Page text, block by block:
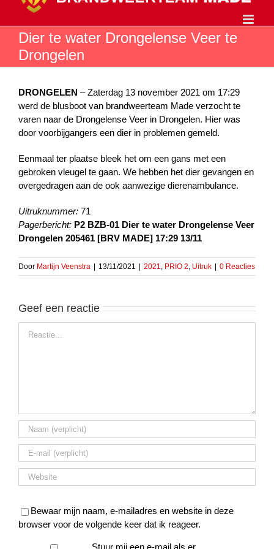
inhoudDier te water Drongelense Veer te
Drongelen
DRONGELEN – Zaterdag 13 november 2021 om 17:29
werd de blusboot van brandweerteam Made verzocht te
varen naar de Drongelense Veer in Drongelen. Hier was
door voorbijgangers een dier in problemen gemeld.
Eenmaal ter plaatse bleek het om een gans met een
gebroken vleugel te gaan. We hebben het dier gevangen en
overgedragen aan de ook aanwezige dierenambulance.
Uitruknummer: 71
Pagerbericht: P2 BZB-01 Dier te water Drongelense Veer
Drongelen 205461 [BRV MADE] 17:29 13/11
Door Martijn Veenstra 13/11/2021 2021, PRIO 2, Uitruk 0 Reacties
Geef een reactie
Bewaar mijn naam, e-mailadres en website in deze
browser voor de volgende keer dat ik reageer.